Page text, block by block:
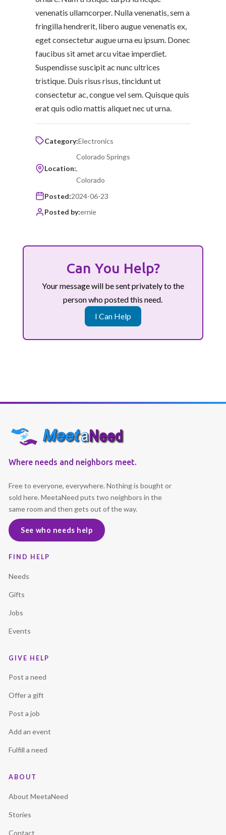
venenatis ullamcorper. Nulla venenatis, sem a
fringilla hendrerit, libero augue venenatis ex,
eget consectetur augue urna eu ipsum. Donec
faucibus sit amet arcu vitae imperdiet.
Suspendisse suscipit ac nunc ultrices
tristique. Duis risus risus, tincidunt ut
consectetur ac, congue vel sem. Quisque quis
erat quis odio mattis aliquet nec ut urna.
Category:Electronics
Location:
Colorado Springs
,
Colorado
Posted:2024-06-23
Posted by:ernie
Can You Help?
Your message will be sent privately to the
person who posted this need.
I Can Help
Where needs and neighbors meet.
Free to everyone, everywhere. Nothing is bought or
sold here. MeetaNeed puts two neighbors in the
same room and then gets out of the way.
See who needs help
FIND HELP
Needs
Gifts
Jobs
Events
GIVE HELP
Post a need
Offer a gift
Post a job
Add an event
Fulfill a need
ABOUT
About MeetaNeed
Stories
Contact